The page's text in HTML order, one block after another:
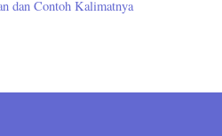
dan Contoh Kalimatnya